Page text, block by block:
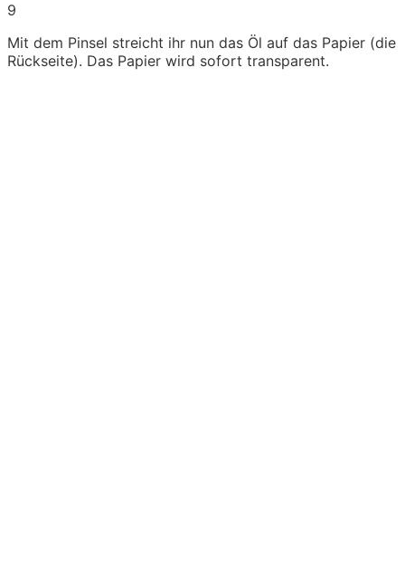
9
Mit dem Pinsel streicht ihr nun das Öl auf das Papier (die
Rückseite). Das Papier wird sofort transparent.